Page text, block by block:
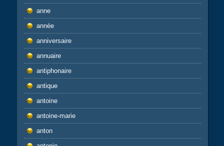
anne
année
anniversaire
annuaire
antiphonaire
antique
antoine
antoine-marie
anton